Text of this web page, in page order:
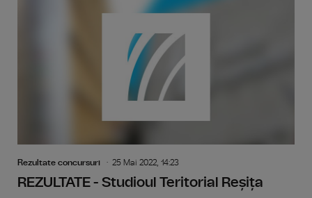
Rezultate concursuri 25 Mai 2022, 14:23
REZULTATE - Studioul Teritorial Reșița